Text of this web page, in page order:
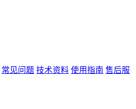
常见问题 技术资料 使用指南 售后服